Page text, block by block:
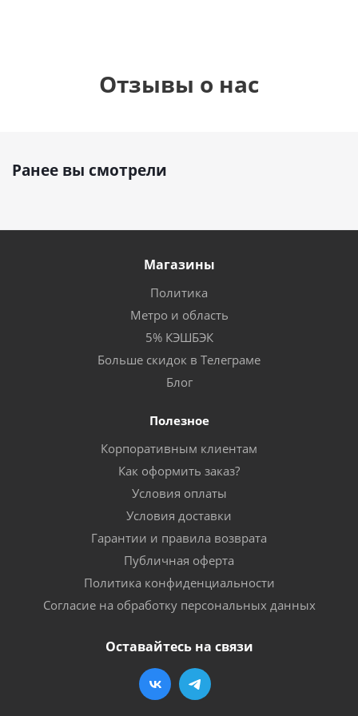
Отзывы о нас
Ранее вы смотрели
Магазины
Политика
Метро и область
5% КЭШБЭК
Больше скидок в Телеграме
Блог
Полезное
Корпоративным клиентам
Как оформить заказ?
Условия оплаты
Условия доставки
Гарантии и правила возврата
Публичная оферта
Политика конфиденциальности
Согласие на обработку персональных данных
Оставайтесь на связи